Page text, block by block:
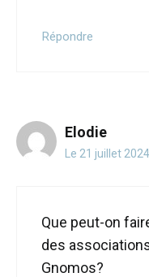
Répondre
Elodie
Le 21 juillet
Que peut-on
des
Gnomos?